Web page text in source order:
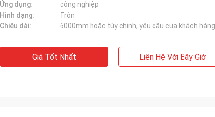
Ứng dụng:
công nghiệp
Hình dạng:
Tròn
Chiều dài:
6000mm hoặc tùy chỉnh, yêu cầu của khách hàng
Giá Tốt Nhất Liên Hệ Với Bây Giờ